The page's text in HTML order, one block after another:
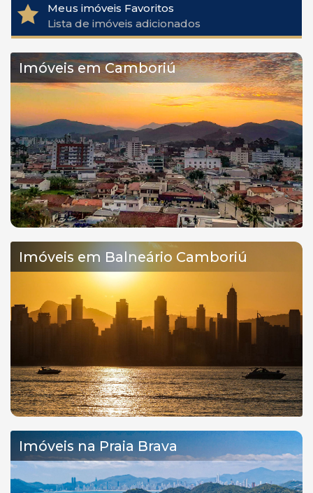
Meus imóveis Favoritos
Lista de imóveis adicionados
Imóveis em Camboriú
Imóveis em Balneário Camboriú
Imóveis na Praia Brava